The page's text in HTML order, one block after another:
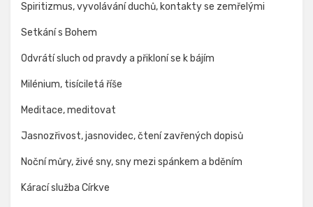
Spiritizmus, vyvolávání duchů, kontakty se zemřelými
Setkání s Bohem
Odvrátí sluch od pravdy a přikloní se k bájím
Milénium, tisíciletá říše
Meditace, meditovat
Jasnozřivost, jasnovidec, čtení zavřených dopisů
Noční můry, živé sny, sny mezi spánkem a bděním
Kárací služba Církve